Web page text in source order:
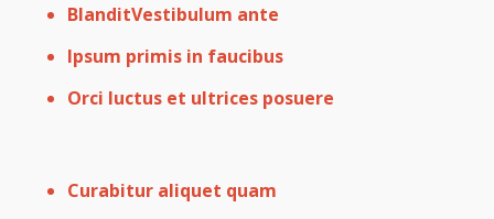
BlanditVestibulum ante
Ipsum primis in faucibus
Orci luctus et ultrices posuere
Curabitur aliquet quam